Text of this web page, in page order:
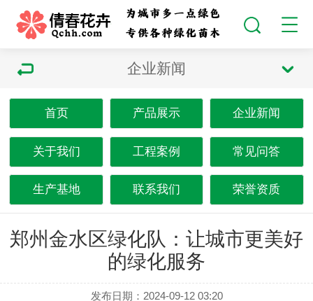
企业新闻
首页 产品展示 企业新闻
关于我们 工程案例 常见问答
生产基地 联系我们 荣誉资质
郑州金水区绿化队：让城市更美好
的绿化服务
发布日期：2024-09-12 03:20